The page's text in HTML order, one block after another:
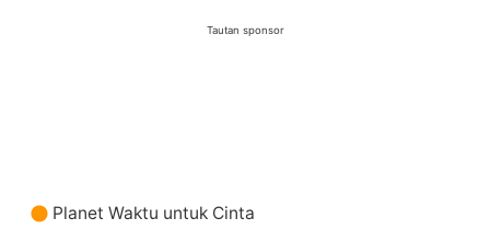
Tautan sponsor
Planet Waktu untuk Cinta